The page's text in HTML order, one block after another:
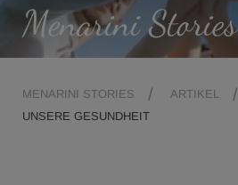
Menarini Stories
MENARINI STORIES
ARTIKEL
UNSERE GESUNDHEIT